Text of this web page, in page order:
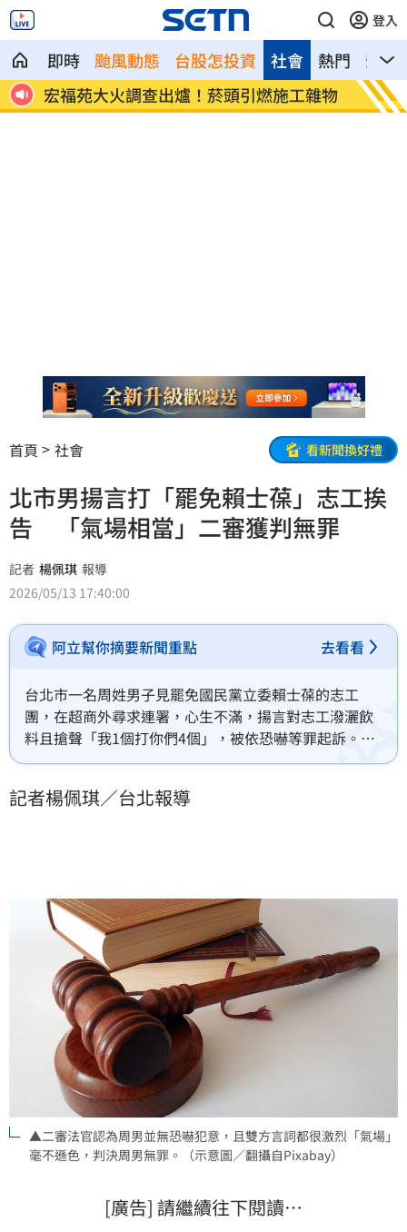
登入
即時 颱風動態 台股怎投資 熱門 影音
社會
！
宏福苑大火調查出爐！菸頭引燃施工雜物
定投
位！
首頁 社會 看新聞換好禮
北市男揚言打「罷免賴士葆」志工挨
告 「氣場相當」二審獲判無罪
記者 楊佩琪 報導
2026/05/13 17:40:00
阿立幫你摘要新聞重點 去看看
台北市一名周姓男子見罷免國民黨立委賴士葆的志工
團，在超商外尋求連署，心生不滿，揚言對志工潑灑飲
料且搶聲「我1個打你們4個」，被依恐嚇等罪起訴。一
審台北地方法院判決周男無罪，二審高等法院仍判無
記者楊佩琪／台北報導
▲二審法官認為周男並無恐嚇犯意，且雙方言詞都很激烈「氣場」
毫不遜色，判決周男無罪。（示意圖／翻攝自Pixabay）
[廣告] 請繼續往下閱讀…